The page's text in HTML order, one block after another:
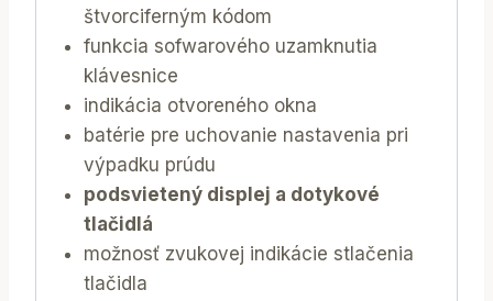
štvorciferným kódom
funkcia sofwarového uzamknutia
klávesnice
indikácia otvoreného okna
batérie pre uchovanie nastavenia pri
výpadku prúdu
podsvietený displej a dotykové
tlačidlá
možnosť zvukovej indikácie stlačenia
tlačidla